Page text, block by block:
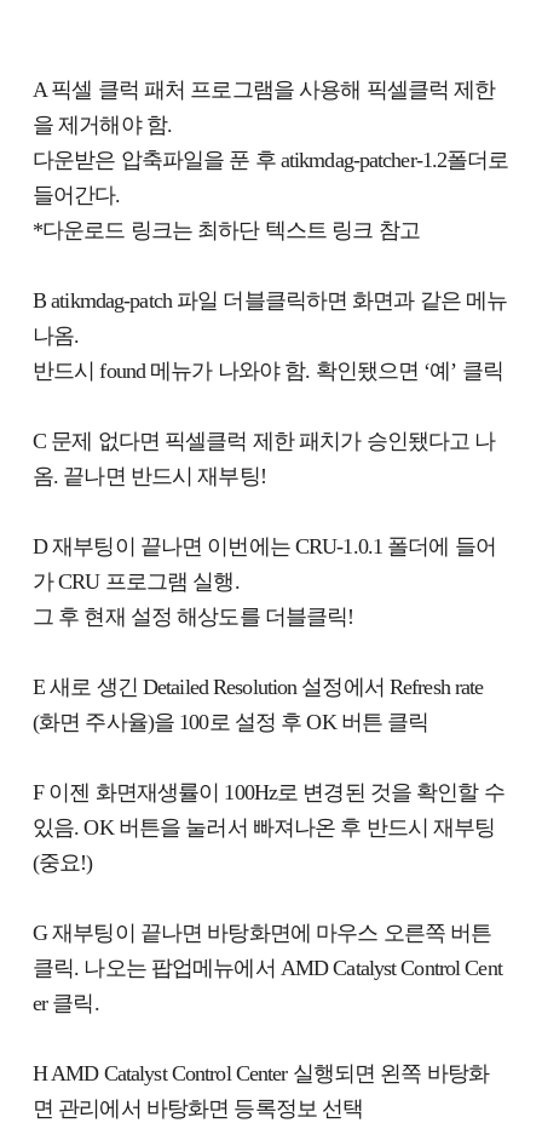
A 픽셀 클럭 패처 프로그램을 사용해 픽셀클럭 제한
을 제거해야 함.
다운받은 압축파일을 푼 후 atikmdag-patcher-1.2폴더로
들어간다.
*다운로드 링크는 최하단 텍스트 링크 참고
B atikmdag-patch 파일 더블클릭하면 화면과 같은 메뉴
나옴.
반드시 found 메뉴가 나와야 함. 확인됐으면 ‘예’ 클릭
C 문제 없다면 픽셀클럭 제한 패치가 승인됐다고 나
옴. 끝나면 반드시 재부팅!
D 재부팅이 끝나면 이번에는 CRU-1.0.1 폴더에 들어
가 CRU 프로그램 실행.
그 후 현재 설정 해상도를 더블클릭!
E 새로 생긴 Detailed Resolution 설정에서 Refresh rate
(화면 주사율)을 100로 설정 후 OK 버튼 클릭
F 이젠 화면재생률이 100Hz로 변경된 것을 확인할 수
있음. OK 버튼을 눌러서 빠져나온 후 반드시 재부팅
(중요!)
G 재부팅이 끝나면 바탕화면에 마우스 오른쪽 버튼
클릭. 나오는 팝업메뉴에서 AMD Catalyst Control Cent
er 클릭.
H AMD Catalyst Control Center 실행되면 왼쪽 바탕화
면 관리에서 바탕화면 등록정보 선택